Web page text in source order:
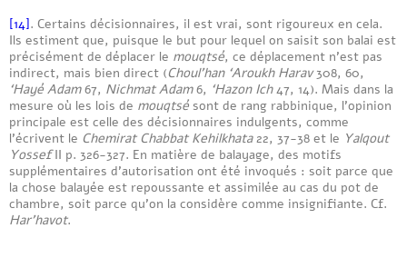
[14]. Certains décisionnaires, il est vrai, sont rigoureux en cela.
Ils estiment que, puisque le but pour lequel on saisit son balai est
précisément de déplacer le mouqtsé, ce déplacement n’est pas
indirect, mais bien direct (Choul’han ‘Aroukh Harav308, 60,
‘Hayé Adam67, Nichmat Adam6, ‘Hazon Ich47, 14). Mais dans la
mesure où les lois de mouqtsé sont de rang rabbinique, l’opinion
principale est celle des décisionnaires indulgents, comme
l’écrivent le Chemirat Chabbat Kehilkhata22, 37-38 et le Yalqout
YossefII p. 326-327. En matière de balayage, des motifs
supplémentaires d’autorisation ont été invoqués : soit parce que
la chose balayée est repoussante et assimilée au cas du pot de
chambre, soit parce qu’on la considère comme insignifiante. Cf.
Har’havot.